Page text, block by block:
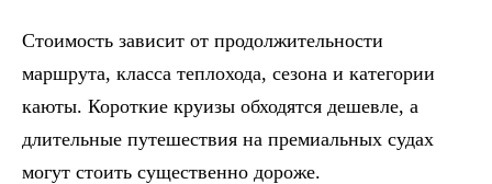
Стоимость зависит от продолжительности
маршрута, класса теплохода, сезона и категории
каюты. Короткие круизы обходятся дешевле, а
длительные путешествия на премиальных судах
могут стоить существенно дороже.